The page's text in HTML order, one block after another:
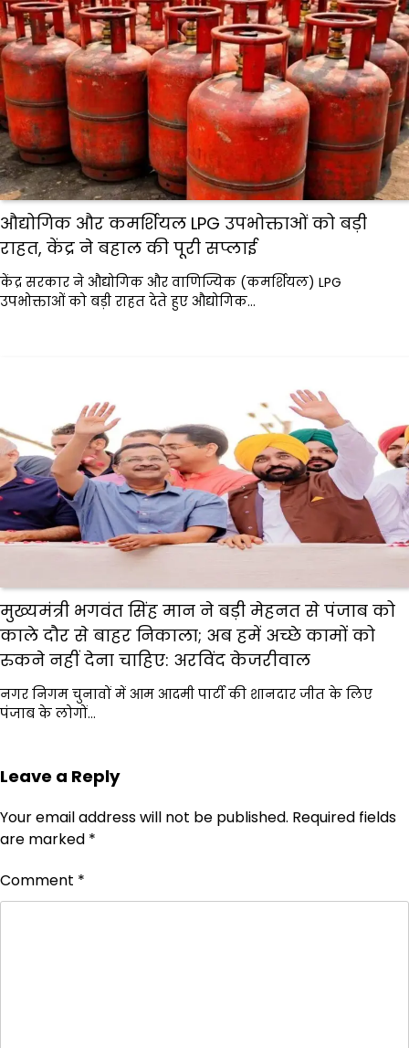
औद्योगिक और कमर्शियल LPG उपभोक्ताओं को बड़ी
राहत, केंद्र ने बहाल की पूरी सप्लाई
केंद्र सरकार ने औद्योगिक और वाणिज्यिक (कमर्शियल) LPG
उपभोक्ताओं को बड़ी राहत देते हुए औद्योगिक…
मुख्यमंत्री भगवंत सिंह मान ने बड़ी मेहनत से पंजाब को
काले दौर से बाहर निकाला; अब हमें अच्छे कामों को
रुकने नहीं देना चाहिए: अरविंद केजरीवाल
नगर निगम चुनावों में आम आदमी पार्टी की शानदार जीत के लिए
पंजाब के लोगों…
Leave a Reply
Your email address will not be published. Required fields
are marked *
Comment *